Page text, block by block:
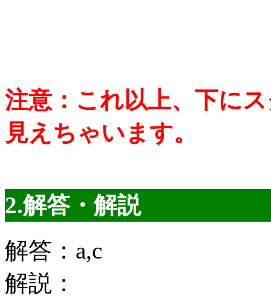
注意：これ以上、下に
見えちゃいます。
2.解答・解説
解答：a,c
解説：